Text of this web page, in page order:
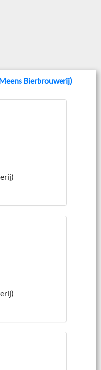
Bierbrouwerij)